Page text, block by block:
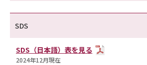
SDS
SDS（日本語）表を見る
2024年12月現在